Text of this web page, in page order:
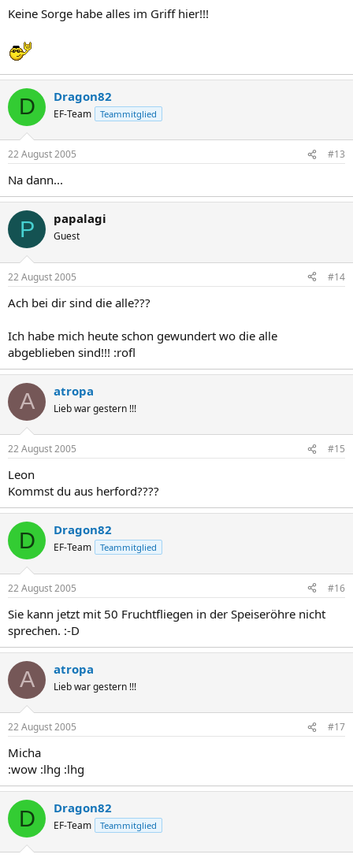
Keine Sorge habe alles im Griff hier!!!
D Dragon82
EF-Team Teammitglied
22 August 2005 #13
Na dann...
P papalagi
Guest
22 August 2005 #14
Ach bei dir sind die alle???
Ich habe mich heute schon gewundert wo die alle
abgeblieben sind!!! :rofl
A atropa
Lieb war gestern !!!
22 August 2005 #15
Leon
Kommst du aus herford????
D Dragon82
EF-Team Teammitglied
22 August 2005 #16
Sie kann jetzt mit 50 Fruchtfliegen in der Speiseröhre nicht
sprechen. :-D
A atropa
Lieb war gestern !!!
22 August 2005 #17
Micha
:wow :lhg :lhg
D Dragon82
EF-Team Teammitglied